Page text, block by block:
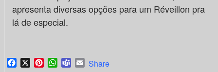
apresenta diversas opções para um Réveillon pra
lá de especial.
Facebook
X PinterestWhatsApp
TeamsEmail
Share